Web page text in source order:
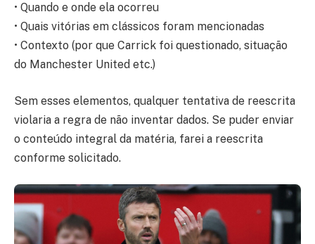
• Quando e onde ela ocorreu
• Quais vitórias em clássicos foram mencionadas
• Contexto (por que Carrick foi questionado, situação
do Manchester United etc.)
Sem esses elementos, qualquer tentativa de reescrita
violaria a regra de não inventar dados. Se puder enviar
o conteúdo integral da matéria, farei a reescrita
conforme solicitado.